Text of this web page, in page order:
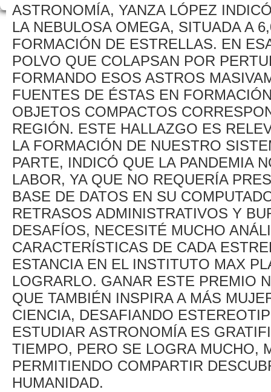
ASTRONOMÍA, YANZA LÓPEZ
LA NEBULOSA OMEGA, SITUADA A
FORMACIÓN DE ESTRELLAS. EN
POLVO QUE COLAPSAN POR
FORMANDO ESOS ASTROS
FUENTES DE ÉSTAS EN
OBJETOS COMPACTOS
REGIÓN. ESTE HALLAZGO ES
LA FORMACIÓN DE NUESTRO
PARTE, INDICÓ QUE LA PANDEMIA
LABOR, YA QUE NO REQUERÍA
BASE DE DATOS EN SU
RETRASOS ADMINISTRATIVOS Y
DESAFÍOS, NECESITÉ MUCHO
CARACTERÍSTICAS DE CADA
ESTANCIA EN EL INSTITUTO MAX
LOGRARLO. GANAR ESTE PREMIO
QUE TAMBIÉN INSPIRA A MÁS
CIENCIA, DESAFIANDO
ESTUDIAR ASTRONOMÍA ES
TIEMPO, PERO SE LOGRA MUCHO,
PERMITIENDO COMPARTIR
HUMANIDAD.